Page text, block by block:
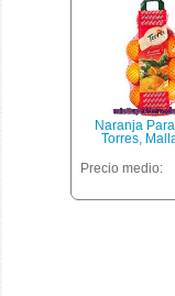
Naranja
Torres,
Precio medio: